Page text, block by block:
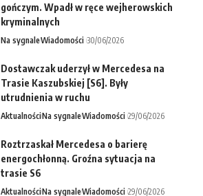
gończym. Wpadł w ręce wejherowskich
kryminalnych
Na sygnaleWiadomości 30/06/2026
Dostawczak uderzył w Mercedesa na
Trasie Kaszubskiej [S6]. Były
utrudnienia w ruchu
AktualnościNa sygnaleWiadomości 29/06/2026
Roztrzaskał Mercedesa o barierę
energochłonną. Groźna sytuacja na
trasie S6
AktualnościNa sygnaleWiadomości 29/06/2026